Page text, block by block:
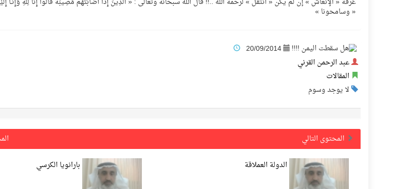
« وسامحونا »
20/09/2014
عبد الرحمن القرني
المقالات
لا يوجد وسوم
المحتوى التالي
بارانويا الكرسي
الدولة العملاقة